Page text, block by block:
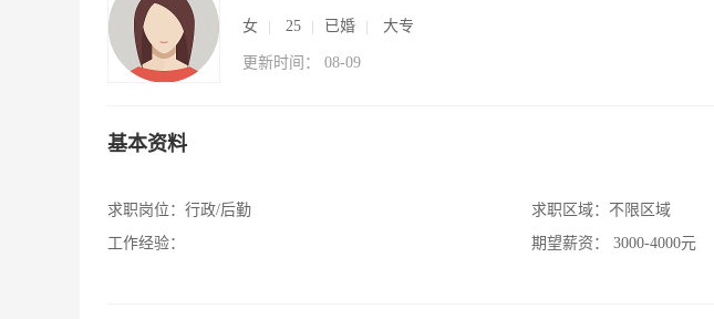
女 25 已婚 大专
更新时间： 08-09
基本资料
求职岗位： 行政/后勤
工作经验：
求职区域： 不限区域
期望薪资：
3000-4000元